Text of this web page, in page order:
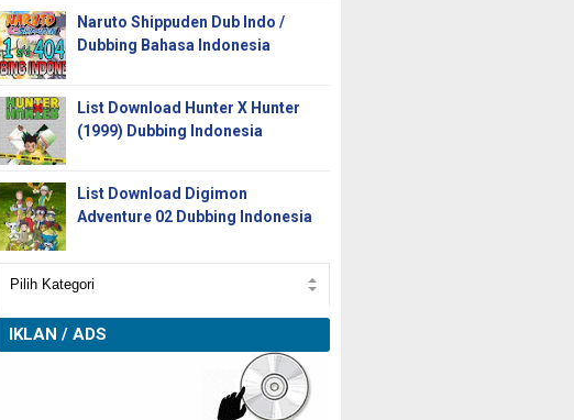
Naruto Shippuden Dub Indo /
Dubbing Bahasa Indonesia
List Download Hunter X Hunter
(1999) Dubbing Indonesia
List Download Digimon
Adventure 02 Dubbing Indonesia
IKLAN / ADS